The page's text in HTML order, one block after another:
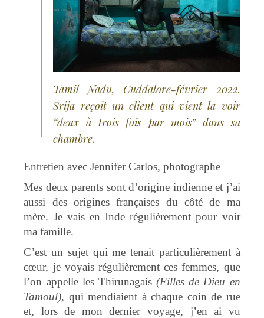
Tamil Nadu, Cuddalore-février 2022.
Srija reçoit un client qui vient la voir
“deux à trois fois par mois” dans sa
chambre.
Entretien avec Jennifer Carlos, photographe
Mes deux parents sont d’origine indienne et j’ai
aussi des origines françaises du côté de ma
mère. Je vais en Inde régulièrement pour voir
ma famille.
C’est un sujet qui me tenait particulièrement à
cœur, je voyais régulièrement ces femmes, que
l’on appelle les Thirunagais(Filles de Dieu en
Tamoul), qui mendiaient à chaque coin de rue
et, lors de mon dernier voyage, j’en ai vu